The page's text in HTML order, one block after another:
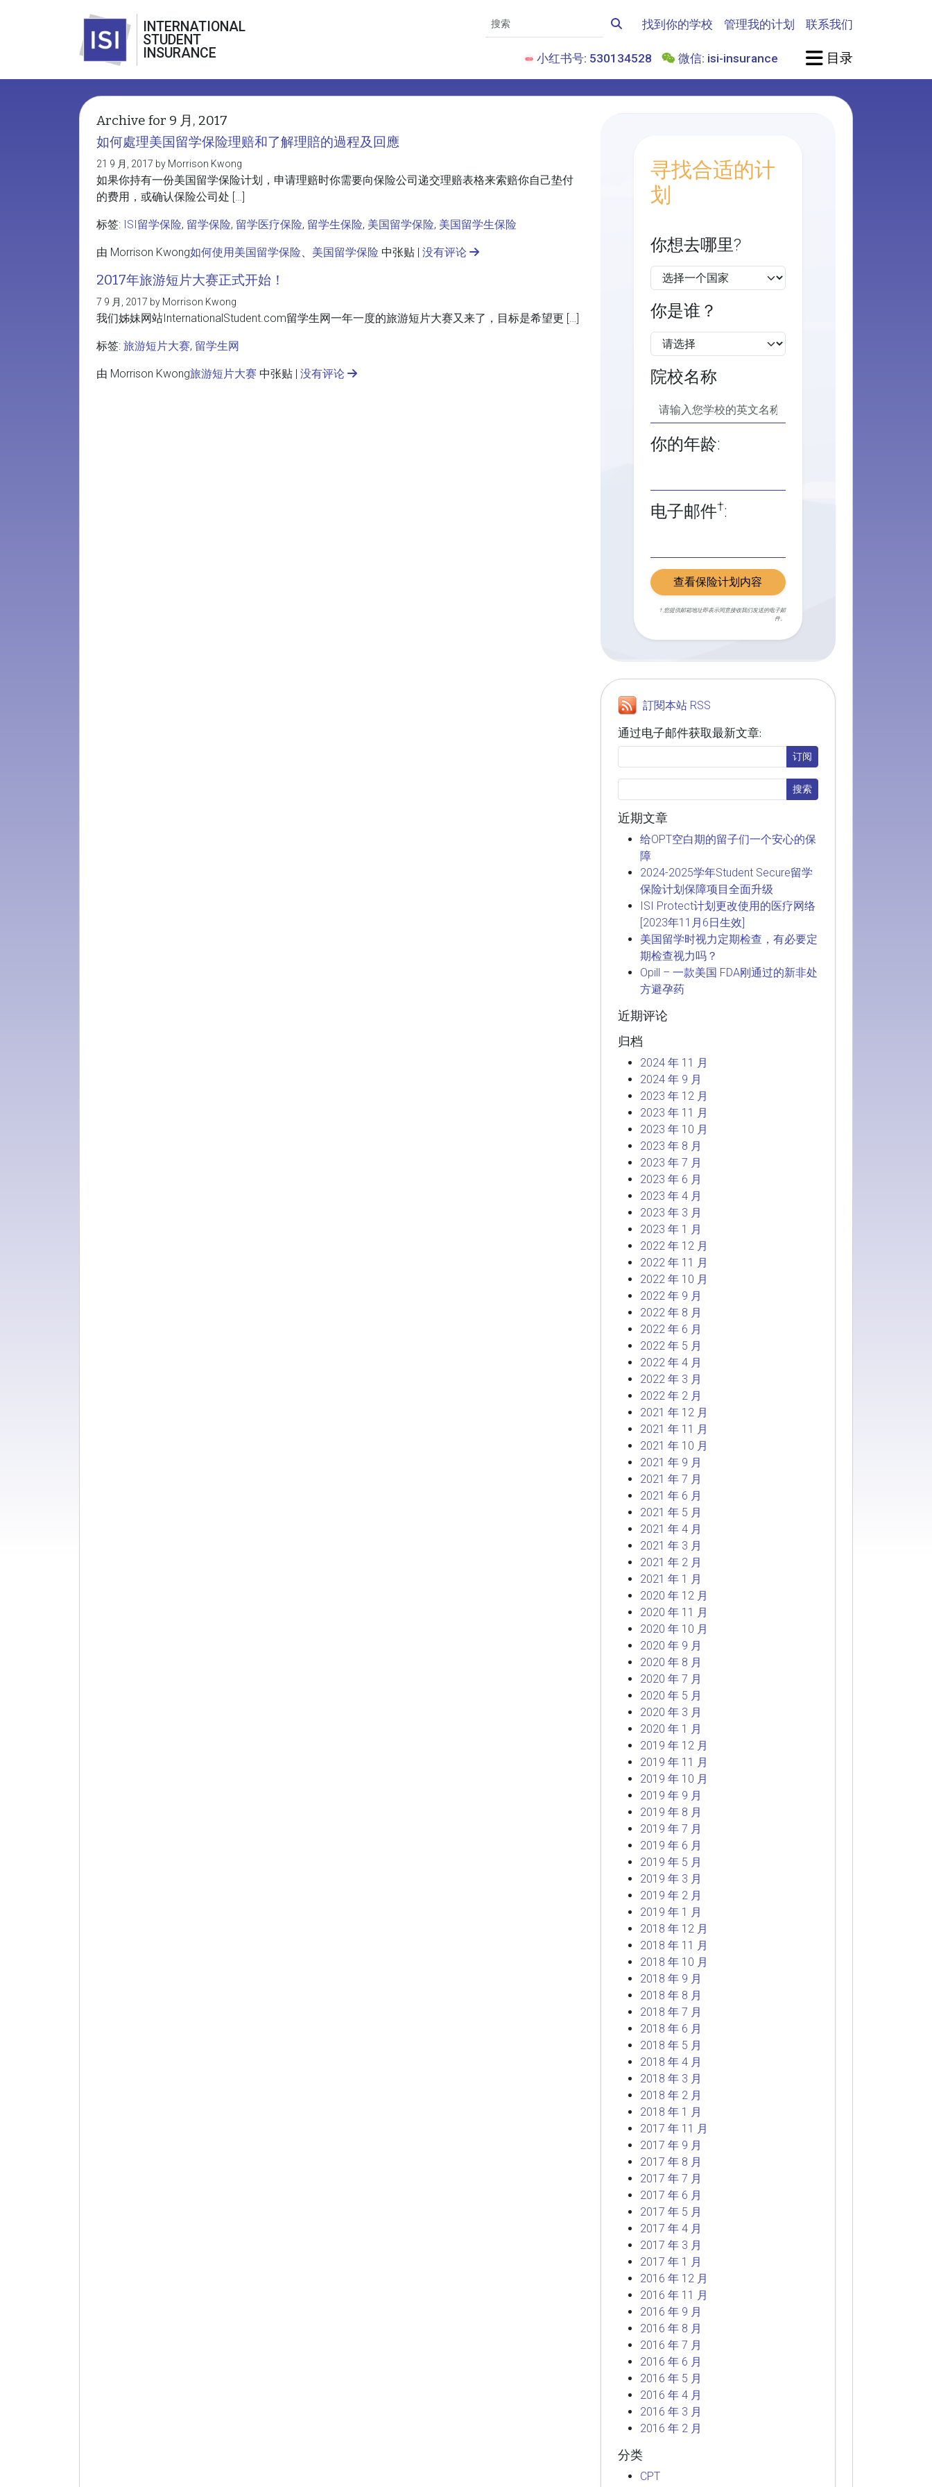
INTERNATIONAL
STUDENT
INSURANCE
找到你的学校 管理我的计划 联系我们
小红书号: 530134528 微信: isi-insurance 目录
Archive for 9 月, 2017
如何處理美国留学保险理赔和了解理賠的過程及回應
21 9 月, 2017 by Morrison Kwong
如果你持有一份美国留学保险计划，申请理赔时你需要向保险公司递交理赔表格来索赔你自己垫付
的费用，或确认保险公司处 […]
标签: ISI留学保险, 留学保险, 留学医疗保险, 留学生保险, 美国留学保险, 美国留学生保险
由 Morrison Kwong如何使用美国留学保险、 美国留学保险 中张贴 | 没有评论
2017年旅游短片大赛正式开始！
7 9 月, 2017 by Morrison Kwong
我们姊妹网站InternationalStudent.com留学生网一年一度的旅游短片大赛又来了，目标是希望更 […]
标签: 旅游短片大赛, 留学生网
由 Morrison Kwong旅游短片大赛 中张贴 | 没有评论
寻找合适的计
划
你想去哪里?
你是谁？
院校名称
你的年龄:
电子邮件†:
查看保险计划内容
† 您提供邮箱地址即表示同意接收我们发送的电子邮
件。
訂閱本站 RSS
通过电子邮件获取最新文章:
近期文章
给OPT空白期的留子们一个安心的保
障
2024-2025学年Student Secure留学
保险计划保障项目全面升级
ISI Protect计划更改使用的医疗网络
[2023年11月6日生效]
美国留学时视力定期检查，有必要定
期检查视力吗？
Opill – 一款美国 FDA刚通过的新非处
方避孕药
近期评论
归档
2024 年 11 月
2024 年 9 月
2023 年 12 月
2023 年 11 月
2023 年 10 月
2023 年 8 月
2023 年 7 月
2023 年 6 月
2023 年 4 月
2023 年 3 月
2023 年 1 月
2022 年 12 月
2022 年 11 月
2022 年 10 月
2022 年 9 月
2022 年 8 月
2022 年 6 月
2022 年 5 月
2022 年 4 月
2022 年 3 月
2022 年 2 月
2021 年 12 月
2021 年 11 月
2021 年 10 月
2021 年 9 月
2021 年 7 月
2021 年 6 月
2021 年 5 月
2021 年 4 月
2021 年 3 月
2021 年 2 月
2021 年 1 月
2020 年 12 月
2020 年 11 月
2020 年 10 月
2020 年 9 月
2020 年 8 月
2020 年 7 月
2020 年 5 月
2020 年 3 月
2020 年 1 月
2019 年 12 月
2019 年 11 月
2019 年 10 月
2019 年 9 月
2019 年 8 月
2019 年 7 月
2019 年 6 月
2019 年 5 月
2019 年 3 月
2019 年 2 月
2019 年 1 月
2018 年 12 月
2018 年 11 月
2018 年 10 月
2018 年 9 月
2018 年 8 月
2018 年 7 月
2018 年 6 月
2018 年 5 月
2018 年 4 月
2018 年 3 月
2018 年 2 月
2018 年 1 月
2017 年 11 月
2017 年 9 月
2017 年 8 月
2017 年 7 月
2017 年 6 月
2017 年 5 月
2017 年 4 月
2017 年 3 月
2017 年 1 月
2016 年 12 月
2016 年 11 月
2016 年 9 月
2016 年 8 月
2016 年 7 月
2016 年 6 月
2016 年 5 月
2016 年 4 月
2016 年 3 月
2016 年 2 月
分类
CPT